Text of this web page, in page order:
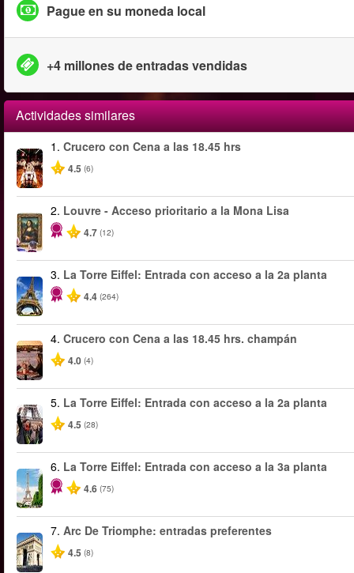
Pague en su moneda local
+4 millones de entradas vendidas
Actividades similares
1. Crucero con Cena a las 18.45 hrs
4.5 (6)
2. Louvre - Acceso prioritario a la Mona Lisa
4.7 (12)
3. La Torre Eiffel: Entrada con acceso a la 2a planta
4.4 (264)
4. Crucero con Cena a las 18.45 hrs. champán
4.0 (4)
5. La Torre Eiffel: Entrada con acceso a la 2a planta
4.5 (28)
6. La Torre Eiffel: Entrada con acceso a la 3a planta
4.6 (75)
7. Arc De Triomphe: entradas preferentes
4.5 (8)